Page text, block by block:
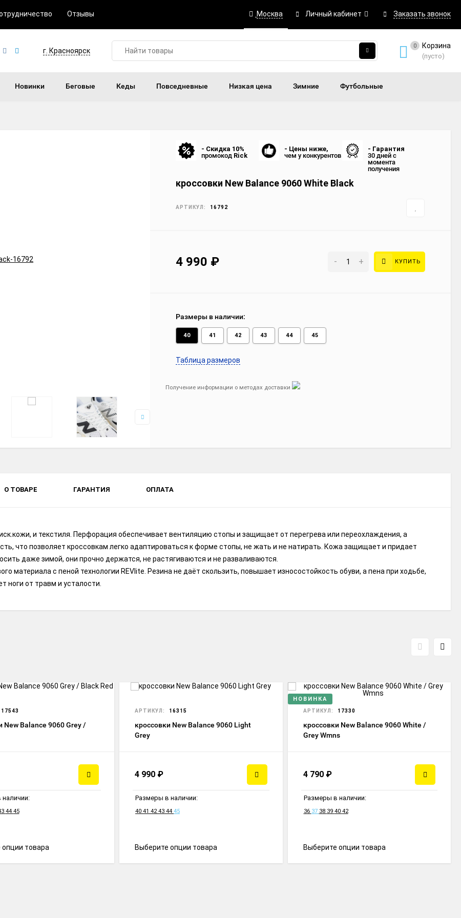
Москва Личный кабинет Заказать звонок
Отзывы
г. Красноярск
0 Корзина
(пусто)
Новинки Беговые Кеды Повседневные Низкая цена Зимние Футбольные
- Скидка 10%
промокод Rick
- Цены ниже,
чем у конкурентов
- Гарантия
30 дней с
момента
получения
кроссовки New Balance 9060 White Black
АРТИКУЛ: 16792
4 990 ₽ - + КУПИТЬ
Размеры в наличии:
40 41 42 43 44 45
Таблица размеров
Получение информации о методах доставки
О ТОВАРЕ ГАРАНТИЯ ОПЛАТА
и текстиля. Перфорация обеспечивает вентиляцию стопы и защищает от перегрева или переохлаждения, а
что позволяет кроссовкам легко адаптироваться к форме стопы, не жать и не натирать. Кожа защищает и придает
даже зимой, они прочно держатся, не растягиваются и не разваливаются.
материала с пеной технологии REVlite. Резина не даёт скользить, повышает износостойкость обуви, а пена при ходьбе,
ноги от травм и усталости.
17543
New Balance 9060 Grey /
44 45
опции товара
АРТИКУЛ: 16315
кроссовки New Balance 9060 Light
Grey
4 990 ₽
Размеры в наличии:
40 41 4243 44 45
Выберите опции товара
НОВИНКА
АРТИКУЛ: 17330
кроссовки New Balance 9060 White /
Grey Wmns
4 790 ₽
Размеры в наличии:
36 37 38 39 40 42
Выберите опции товара